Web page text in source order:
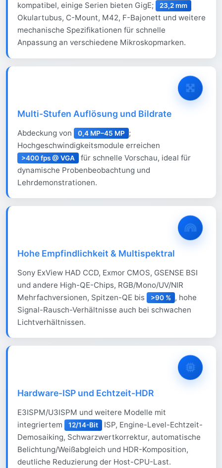
kompatibel, einige Serien bieten GigE;
23,2 mm
Okulartubus, C-Mount, M42, F-Bajonett und weitere
mechanische Spezifikationen für schnelle
Anpassung an verschiedene Mikroskopmarken.
Multi-Stufen Auflösung und Bildrate
Abdeckung von 0,4 MP–45 MP ;
Hochgeschwindigkeitsmodule erreichen
>400 fps @ VGA
für schnelle Vorschau, ideal für
dynamische Probenbeobachtung und
Lehrdemonstrationen.
Hohe Empfindlichkeit & Multispektral
Sony ExView HAD CCD, Exmor CMOS, GSENSE BSI
und andere High-QE-Chips, RGB/Mono/UV/NIR
Mehrfachversionen, Spitzen-QE bis
>90 % , hohe
Signal-Rausch-Verhältnisse auch bei schwachen
Lichtverhältnissen.
Hardware-ISP und Echtzeit-HDR
E3ISPM/U3ISPM und weitere Modelle mit
integriertem
12/14-Bit
ISP, Engine-Level-Echtzeit-
Demosaiking, Schwarzwertkorrektur, automatische
Belichtung/Weißabgleich und HDR-Komposition,
deutliche Reduzierung der Host-CPU-Last.